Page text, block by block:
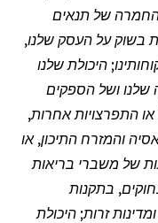
החמרה של תנאים
בשוק על העסק שלנו,
היכולת שלנו
ושל הספקים
COVID-19 או התפרצויות אחרות,
והמזרח התיכון, או
של משברי בריאות
בתקנות
זרות; היכולת